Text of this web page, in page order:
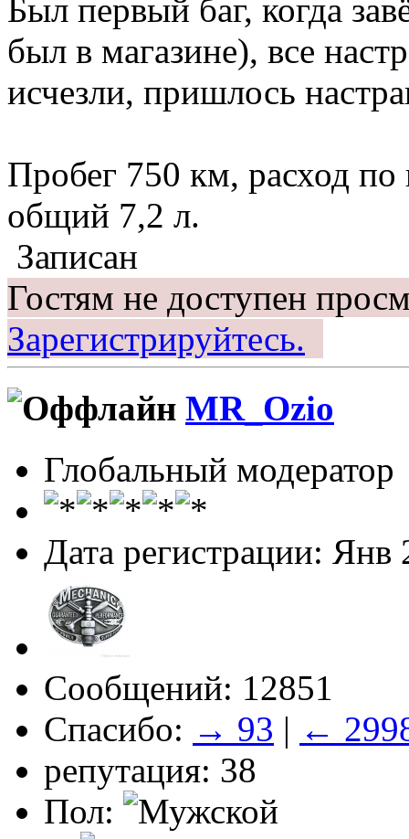
Был первый баг, когда
был в магазине), все
исчезли, пришлось
Пробег 750 км, расход
общий 7,2 л.
Записан
Гостям не доступен
Зарегистрируйтесь.
MR_Ozio
Глобальный модератор
Дата регистрации: Янв
Сообщений: 12851
Спасибо: → 93 | ←
репутация: 38
Пол: